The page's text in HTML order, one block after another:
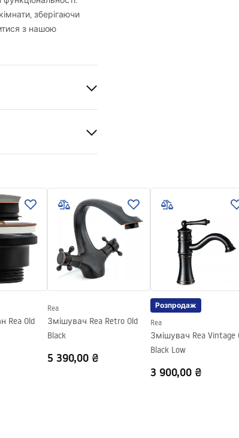
зберігаючи
з нашою
Rea Old
Rea
Змішувач Rea Retro Old
Black
5 390,00 ₴
Розпродаж
Rea
Змішувач Rea Vintage
Black Low
3 900,00 ₴